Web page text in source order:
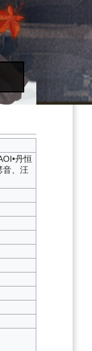
丹恒
音、汪